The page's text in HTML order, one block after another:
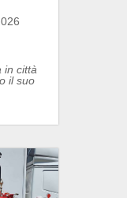
in città
il suo